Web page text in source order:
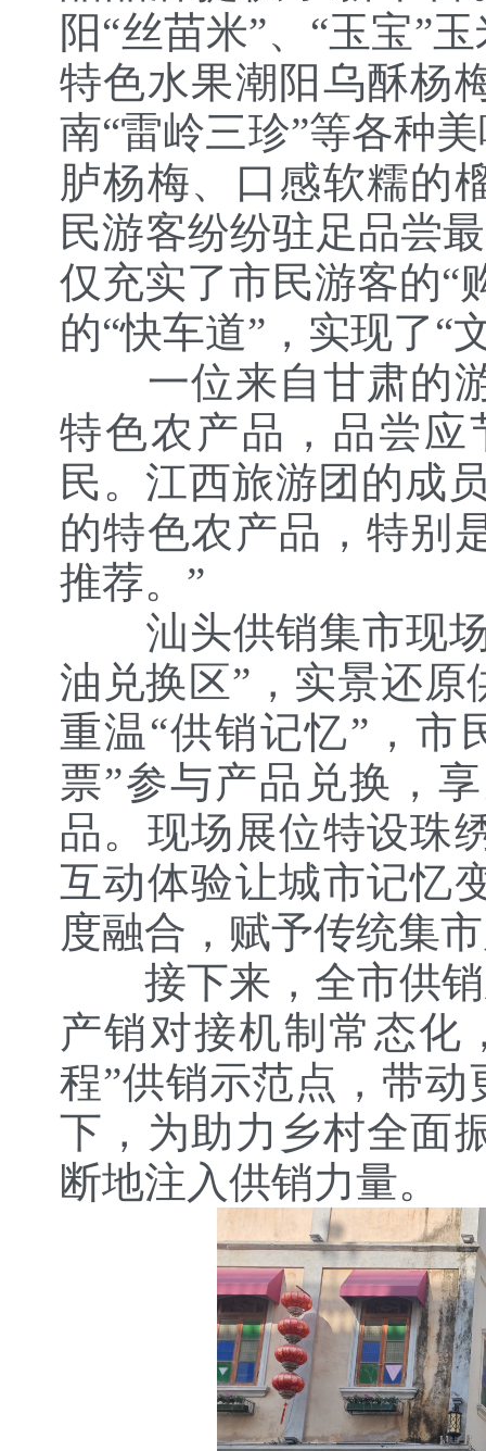
阳“丝苗米”、“玉宝”
特色水果潮阳乌酥杨
南“雷岭三珍”等各种
胪杨梅、口感软糯的
民游客纷纷驻足品尝
仅充实了市民游客的“
的“快车道”，实现了“
一位来自甘肃的游
特色农产品，品尝
民。江西旅游团的成
的特色农产品，特别
推荐。”
汕头供销集市现场
油兑换区”，实景还
重温“供销记忆”，市
票”参与产品兑换，
品。现场展位特设珠
互动体验让城市记忆
度融合，赋予传统集
接下来，全市供销
产销对接机制常态化
程”供销示范点，带
下，为助力乡村全面
断地注入供销力量。